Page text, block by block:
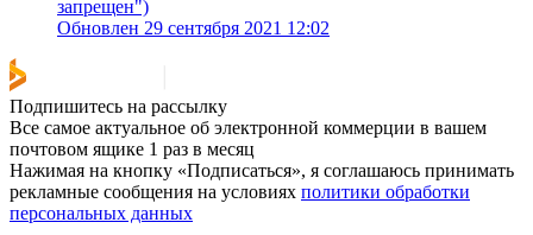
запрещен")
Обновлен 29 сентября 2021 12:02
Подпишитесь на рассылку
Все самое актуальное об электронной коммерции в вашем
почтовом ящике 1 раз в месяц
Нажимая на кнопку «Подписаться», я соглашаюсь принимать
рекламные сообщения на условиях политики обработки
персональных данных